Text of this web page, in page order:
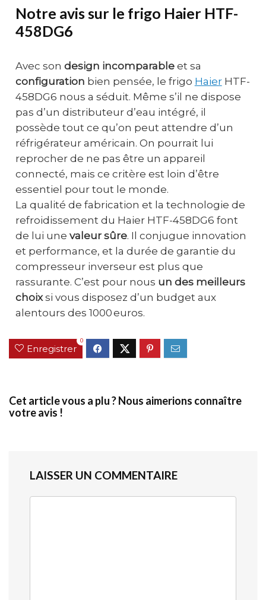
Notre avis sur le frigo Haier HTF-
458DG6
Avec son design incomparableet sa
configuration bien pensée, le frigo HaierHTF-
458DG6 nous a séduit. Même s’il ne dispose
pas d’un distributeur d’eau intégré, il
possède tout ce qu’on peut attendre d’un
réfrigérateur américain. On pourrait lui
reprocher de ne pas être un appareil
connecté, mais ce critère est loin d’être
essentiel pour tout le monde.
La qualité de fabrication et la technologie de
refroidissement du Haier HTF-458DG6 font
de lui une valeur sûre. Il conjugue innovation
et performance, et la durée de garantie du
compresseur inverseur est plus que
rassurante. C’est pour nous un des meilleurs
choixsi vous disposez d’un budget aux
alentours des 1000 euros.
Enregistrer
0
Cet article vous a plu ? Nous aimerions connaître
votre avis !
LAISSER UN COMMENTAIRE